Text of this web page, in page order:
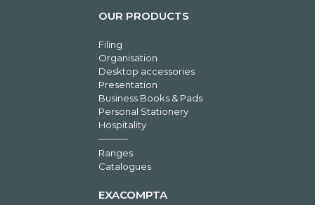
OUR PRODUCTS
Filing
Organisation
Desktop accessories
Presentation
Business Books & Pads
Personal Stationery
Hospitality
Ranges
Catalogues
EXACOMPTA